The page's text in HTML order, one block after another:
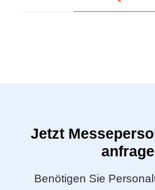
Jetzt
Benötigen Sie